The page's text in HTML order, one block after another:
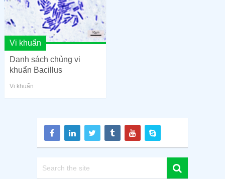
Vi khuẩn
Danh sách chủng vi
khuẩn Bacillus
Vi khuẩn